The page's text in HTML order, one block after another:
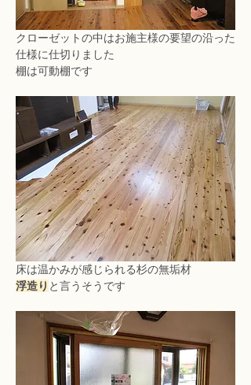
クローゼットの中はお施主様の要望の沿った
仕様に仕切りました
棚は可動棚です
床は温かみが感じられる杉の無垢材
浮造り と言うそうです